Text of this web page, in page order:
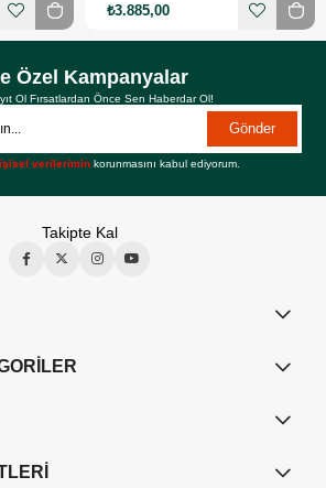
₺3.885,00
Özel Kampanyalar
Ol Fırsatlardan Önce Sen Haberdar Ol!
Gönder
verilerimin korunmasını kabul ediyorum.
Takipte Kal